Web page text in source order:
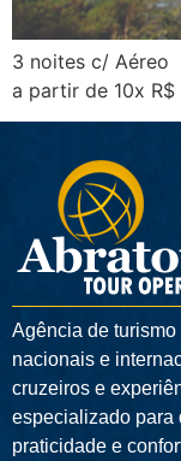
3 noites c/ Aéreo
a partir de 10x R$
Agência de turismo
nacionais e
cruzeiros e
especializado para
praticidade e